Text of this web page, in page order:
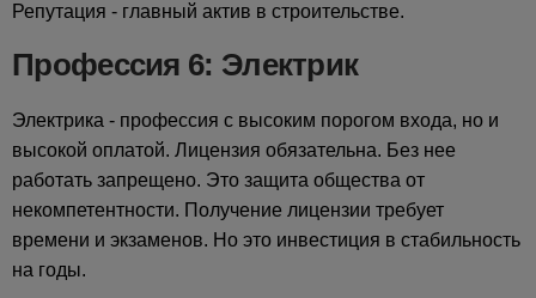
Репутация - главный актив в строительстве.
Профессия 6: Электрик
Электрика - профессия с высоким порогом входа, но и
высокой оплатой. Лицензия обязательна. Без нее
работать запрещено. Это защита общества от
некомпетентности. Получение лицензии требует
времени и экзаменов. Но это инвестиция в стабильность
на годы.